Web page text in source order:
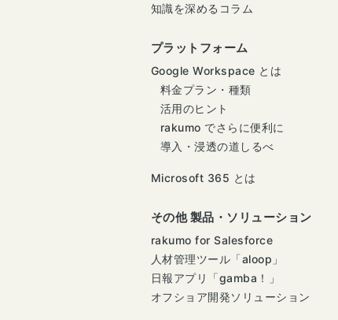
知識を深めるコラム
プラットフォーム
Google Workspace とは
料金プラン・種類
活用のヒント
rakumo でさらに便利に
導入・浸透の道しるべ
Microsoft 365 とは
その他 製品・ソリューション
rakumo for Salesforce
人材管理ツール「aloop」
日報アプリ「gamba！」
オフショア開発ソリューション